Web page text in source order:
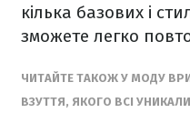
кілька базових і
зможете легко
ЧИТАЙТЕ ТАКОЖ У МОДУ
ВЗУТТЯ, ЯКОГО ВСІ